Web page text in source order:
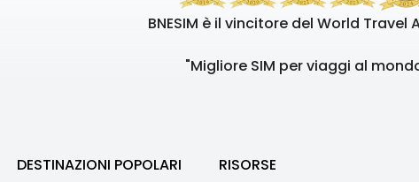
BNESIM è il vincitore del World Travel
"Migliore SIM per viaggi al
DESTINAZIONI POPOLARI RISORSE